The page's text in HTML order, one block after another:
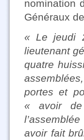
nomination
Généraux
« Le jeudi
lieutenant
quatre
portes et
« avoir de
avoir fait